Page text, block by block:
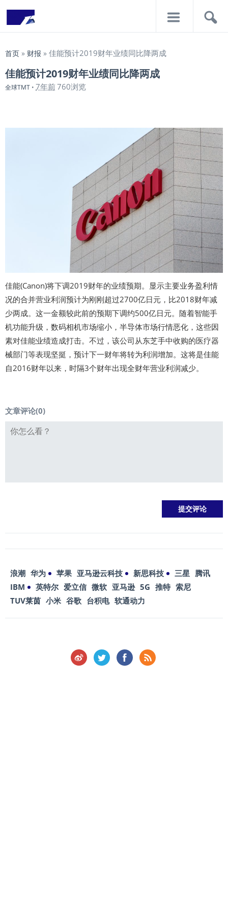
首页 » 财报 » 佳能预计2019财年业绩同比降两成
佳能预计2019财年业绩同比降两成
全球TMT • 7年前760浏览
佳能(Canon)将下调2019财年的业绩预期。显示主要业务盈利情
况的合并营业利润预计为刚刚超过2700亿日元，比2018财年减
少两成。这一金额较此前的预期下调约500亿日元。随着智能手
机功能升级，数码相机市场缩小，半导体市场行情恶化，这些因
素对佳能业绩造成打击。不过，该公司从东芝手中收购的医疗器
械部门等表现坚挺，预计下一财年将转为利润增加。这将是佳能
自2016财年以来，时隔3个财年出现全财年营业利润减少。
文章评论(0)
浪潮 华为 苹果 亚马逊云科技 新思科技 三星 腾讯
IBM
英特尔 爱立信 微软 亚马逊 5G 推特 索尼
TUV莱茵 小米 谷歌 台积电 软通动力